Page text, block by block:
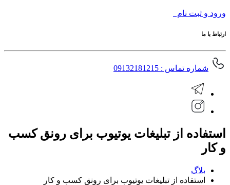
ورود و ثبت نام
ارتباط با ما
شماره تماس : 09132181215
استفاده از تبلیغات یوتیوب برای رونق کسب
و کار
بلاگ
استفاده از تبلیغات یوتیوب برای رونق کسب و کار